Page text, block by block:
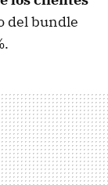
del bundle